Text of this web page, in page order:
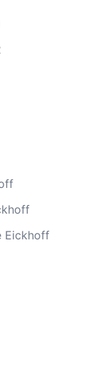
Eickhoff